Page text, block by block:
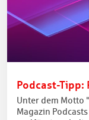
Podcast-Tipp:
Unter dem Motto
Magazin